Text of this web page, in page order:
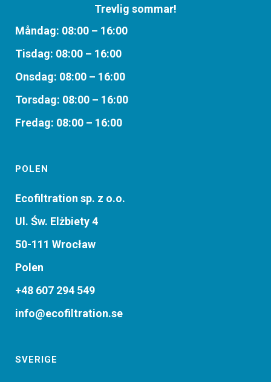
Trevlig sommar!
Måndag: 08:00 – 16:00
Tisdag: 08:00 – 16:00
Onsdag: 08:00 – 16:00
Torsdag: 08:00 – 16:00
Fredag: 08:00 – 16:00
POLEN
Ecofiltration sp. z o.o.
Ul. Św. Elżbiety 4
50-111 Wrocław
Polen
+48 607 294 549
info@ecofiltration.se
SVERIGE